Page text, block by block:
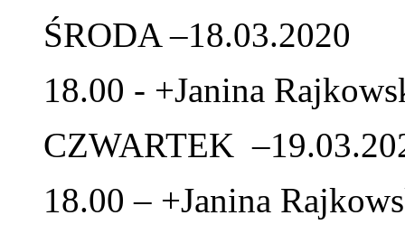
ŚRODA –18.03.2020
18.00 - +Janina
CZWARTEK
18.00 – +Janina